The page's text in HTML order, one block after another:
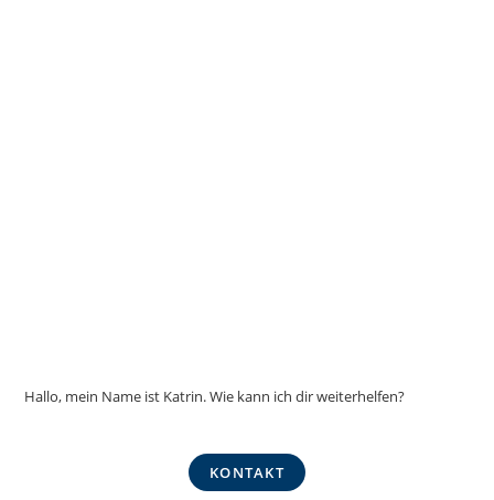
Hallo, mein Name ist Katrin. Wie kann ich dir weiterhelfen?
KONTAKT